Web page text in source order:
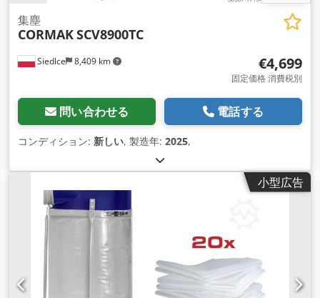
Siedlce 8,409 km
集塵
CORMAKSCV8900TC
€4,699
固定価格 消費税別
問い合わせる 電話する
コンディション: 新しい, 製造年: 2025,
小型広告